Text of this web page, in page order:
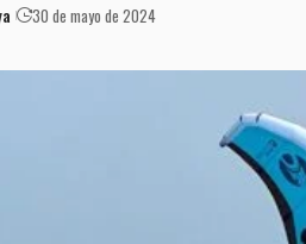
30 de mayo de 2024